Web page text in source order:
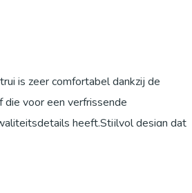
is zeer comfortabel dankzij de
voor een verfrissende
heeft.Stijlvol design dat